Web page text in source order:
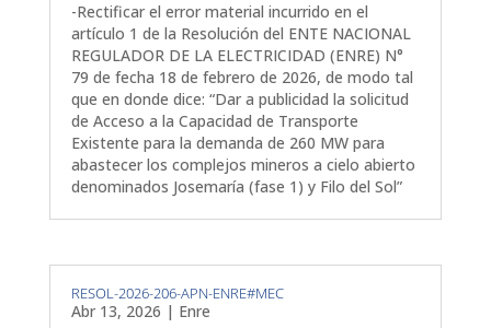
-Rectificar el error material incurrido en el
artículo 1 de la Resolución del ENTE NACIONAL
REGULADOR DE LA ELECTRICIDAD (ENRE) N°
79 de fecha 18 de febrero de 2026, de modo tal
que en donde dice: “Dar a publicidad la solicitud
de Acceso a la Capacidad de Transporte
Existente para la demanda de 260 MW para
abastecer los complejos mineros a cielo abierto
denominados Josemaría (fase 1) y Filo del Sol”
RESOL-2026-206-APN-ENRE#MEC
Abr 13, 2026 | Enre